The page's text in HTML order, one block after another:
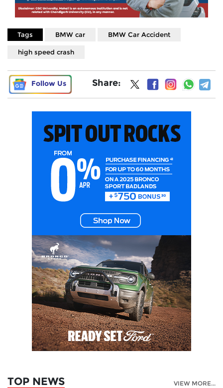
Tags BMW car BMW Car Accident
high speed crash
Follow Us Share:
TOP NEWS VIEW MORE...